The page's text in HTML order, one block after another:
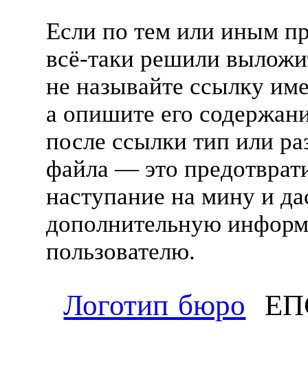
Если по тем или иным
всё-таки решили
не называйте ссылку
а опишите его
после ссылки тип или
файла — это
наступание на мину и
дополнительную
пользователю.
Логотип бюро